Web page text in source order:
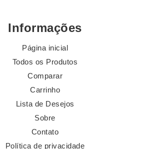
Informações
Página inicial
Todos os Produtos
Comparar
Carrinho
Lista de Desejos
Sobre
Contato
Política de privacidade